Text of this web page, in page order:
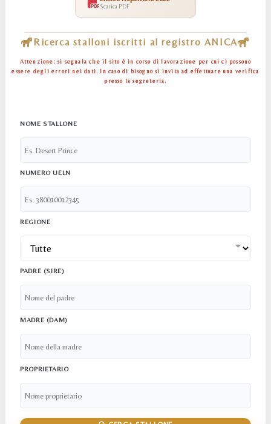
Scarica PDF
Ricerca stalloni iscritti al registro ANICA
Attenzione: si segnala che il sito è in corso di lavorazione per cui ci possono
essere degli errori nei dati. In caso di bisogno si invita ad effettuare una verifica
presso la segreteria.
NOME STALLONE
NUMERO UELN
REGIONE
PADRE (SIRE)
MADRE (DAM)
PROPRIETARIO